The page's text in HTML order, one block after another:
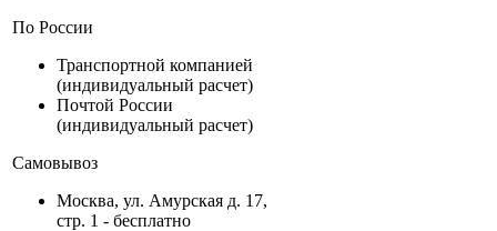
По России
Транспортной компанией
(индивидуальный расчет)
Почтой России
(индивидуальный расчет)
Самовывоз
Москва, ул. Амурская д. 17,
стр. 1 - бесплатно